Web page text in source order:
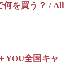
何を買う？ / All
YOU全国キャ